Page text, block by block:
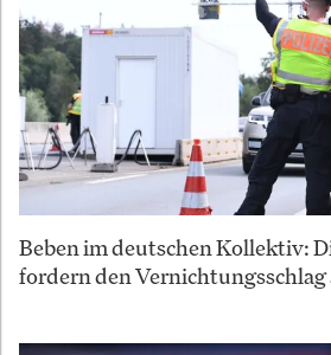
Beben im deutschen Kollektiv:
fordern den Vernichtungsschlag